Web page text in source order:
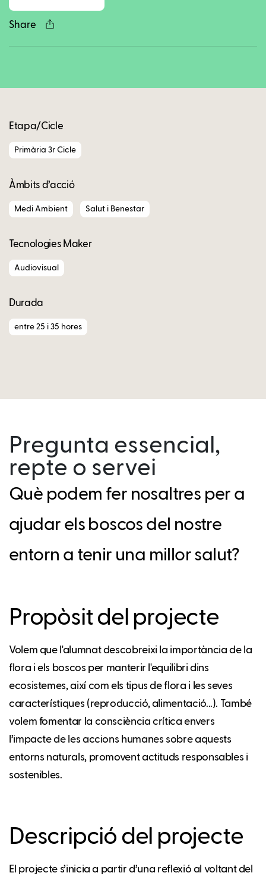
Share
Etapa/Cicle
Primària 3r Cicle
Àmbits d’acció
Medi Ambient Salut i Benestar
Tecnologies Maker
Audiovisual
Durada
entre 25 i 35 hores
Pregunta essencial,
repte o servei
Què podem fer nosaltres per a
ajudar els boscos del nostre
entorn a tenir una millor salut?
Propòsit del projecte
Volem que l'alumnat descobreixi la importància de la
flora i els boscos per manterir l'equilibri dins
ecosistemes, així com els tipus de flora i les seves
característiques (reproducció, alimentació...). També
volem fomentar la consciència crítica envers
l’impacte de les accions humanes sobre aquests
entorns naturals, promovent actituds responsables i
sostenibles.
Descripció del projecte
El projecte s’inicia a partir d’una reflexió al voltant del